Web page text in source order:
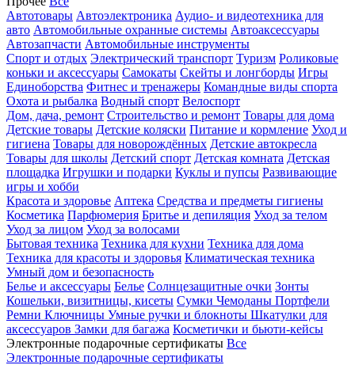
Автотовары Автоэлектроника Аудио- и видеотехника для
авто Автомобильные охранные системы Автоаксессуары
Автозапчасти Автомобильные инструменты
Спорт и отдых Электрический транспорт Туризм Роликовые
коньки и аксессуары Самокаты Скейты и лонгборды Игры
Единоборства Фитнес и тренажеры Командные виды спорта
Охота и рыбалка Водный спорт Велоспорт
Дом, дача, ремонт Строительство и ремонт Товары для дома
Детские товары Детские коляски Питание и кормление Уход и
гигиена Товары для новорождённых Детские автокресла
Товары для школы Детский спорт Детская комната Детская
площадка Игрушки и подарки Куклы и пупсы Развивающие
игры и хобби
Красота и здоровье Аптека Средства и предметы гигиены
Косметика Парфюмерия Бритье и депиляция Уход за телом
Уход за лицом Уход за волосами
Бытовая техника Техника для кухни Техника для дома
Техника для красоты и здоровья Климатическая техника
Умный дом и безопасность
Белье и аксессуары Белье Солнцезащитные очки Зонты
Кошельки, визитницы, кисеты Сумки Чемоданы Портфели
Ремни Ключницы Умные ручки и блокноты Шкатулки для
аксессуаров Замки для багажа Косметички и бьюти-кейсы
Электронные подарочные сертификаты Все
Электронные подарочные сертификаты